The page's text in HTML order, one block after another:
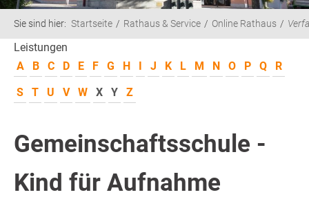
Sie sind hier: Startseite Rathaus & Service Online Rathaus
Leistungen
A
B C D E F G H I J K L M N O P Q
R
S
T U V W X Y Z
Gemeinschaftsschule -
Kind für Aufnahme